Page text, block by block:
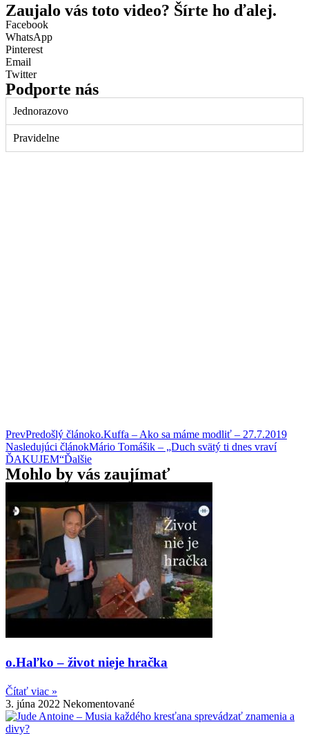
Zaujalo vás toto video? Šírte ho ďalej.
Facebook
WhatsApp
Pinterest
Email
Twitter
Podporte nás
Jednorazovo
Pravidelne
PrevPredošlý článoko.Kuffa – Ako sa máme modliť – 27.7.2019
Nasledujúci článokMário Tomášik – „Duch svätý ti dnes vraví
ĎAKUJEM“Ďalšie
Mohlo by vás zaujímať
o.Haľko – život nieje hračka
Čítať viac »
3. júna 2022 Nekomentované